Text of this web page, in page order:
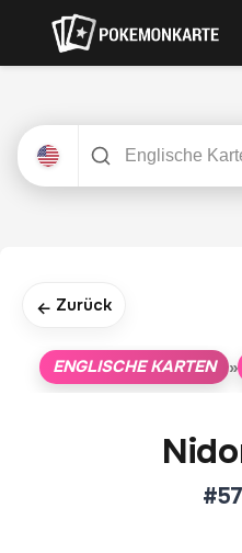
← Zurück
ENGLISCHE KARTEN »